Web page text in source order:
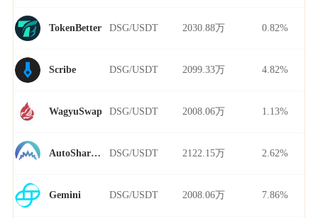
TokenBetter DSG/USDT 2030.88万 0.82%
Scribe DSG/USDT 2099.33万 4.82%
WagyuSwap DSG/USDT 2008.06万 1.13%
AutoShark Finance DSG/USDT 2122.15万 2.62%
Gemini DSG/USDT 2008.06万 7.86%